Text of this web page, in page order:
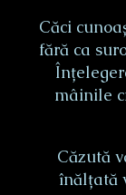
Căci
fără ca
mâinile
Căzută
înălțată